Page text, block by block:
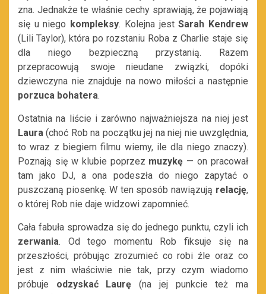
zna. Jednakże te właśnie cechy sprawiają, że pojawiają
się u niego kompleksy. Kolejna jestSarah Kendrew
(Lili Taylor), która po rozstaniu Roba z Charlie staje się
dla niego bezpieczną przystanią. Razem
przepracowują swoje nieudane związki, dopóki
dziewczyna nie znajduje na nowo miłości a następnie
porzuca bohatera.
Ostatnia na liście i zarówno najważniejsza na niej jest
Laura (choć Rob na początku jej na niej nie uwzględnia,
to wraz z biegiem filmu wiemy, ile dla niego znaczy).
Poznają się w klubie poprzez muzykę — on pracował
tam jako DJ, a ona podeszła do niego zapytać o
puszczaną piosenkę. W ten sposób nawiązują relację,
o której Rob nie daje widzowi zapomnieć.
Cała fabuła sprowadza się do jednego punktu, czyli ich
zerwania. Od tego momentu Rob fiksuje się na
przeszłości, próbując zrozumieć co robi źle oraz co
jest z nim właściwie nie tak, przy czym wiadomo
próbuje odzyskać Laurę (na jej punkcie też ma